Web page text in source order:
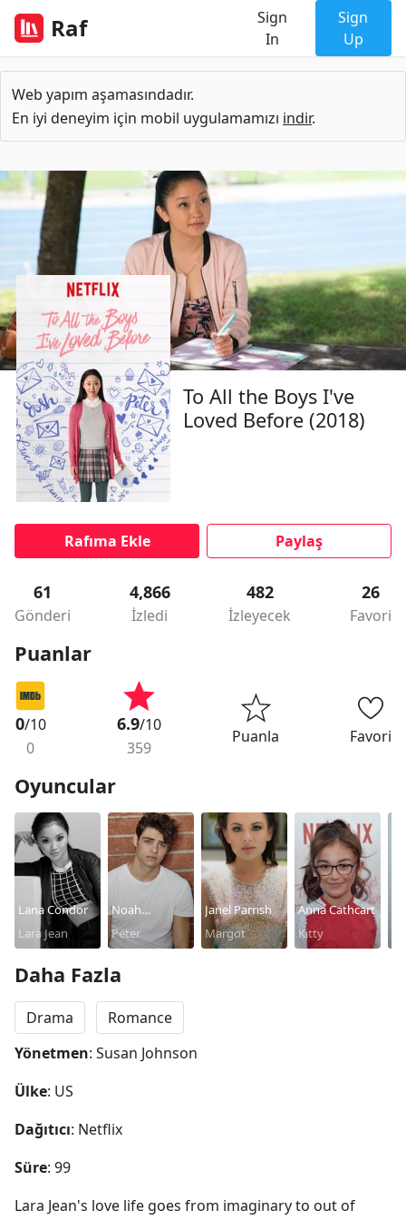
Raf
Sign
In
Sign
Up
Web yapım aşamasındadır.
En iyi deneyim için mobil uygulamamızı indir.
To All the Boys I've
Loved Before (2018)
Rafıma Ekle Paylaş
61
Gönderi
4,866
İzledi
482
İzleyecek
26
Favori
Puanlar
0/10
0
6.9/10
359
Puanla Favori
Oyuncular
Lana Condor
Lara Jean
Noah
Centineo
Peter
Janel Parrish
Margot
Anna Cathcart
Kitty
Daha Fazla
Drama
Romance
Yönetmen: Susan Johnson
Ülke: US
Dağıtıcı: Netflix
Süre: 99
Lara Jean's love life goes from imaginary to out of